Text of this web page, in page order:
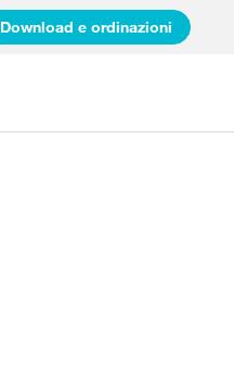
Download e ordinazioni